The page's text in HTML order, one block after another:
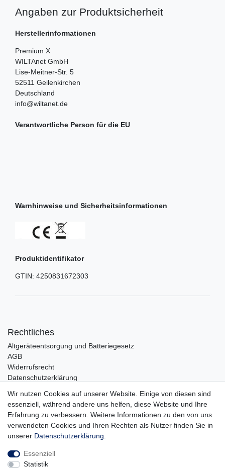
Angaben zur Produktsicherheit
Herstellerinformationen
Premium X
WILTAnet GmbH
Lise-Meitner-Str. 5
52511 Geilenkirchen
Deutschland
info@wiltanet.de
Verantwortliche Person für die EU
Warnhinweise und Sicherheitsinformationen
Produktidentifikator
GTIN: 4250831672303
Rechtliches
Altgeräteentsorgung und Batteriegesetz
AGB
Widerrufsrecht
Datenschutzerklärung
Impressum
Service
Zahlungsarten
Lieferung und Abholung
Unternehmen
Wir nutzen Cookies auf unserer Website. Einige von diesen sind
essenziell, während andere uns helfen, diese Website und Ihre
Erfahrung zu verbessern. Weitere Informationen zu den von uns
verwendeten Cookies und Ihren Rechten als Nutzer finden Sie in
unserer Daten­schutz­erklärung
Essenziell
Statistik